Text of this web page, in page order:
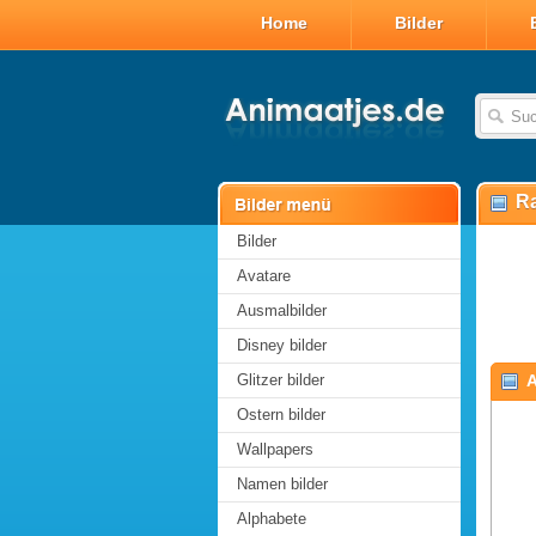
Home Bilder
Bilder
Avatare
Ausmalbilder
Disney bilder
Glitzer bilder
Ostern bilder
Wallpapers
Namen bilder
Alphabete